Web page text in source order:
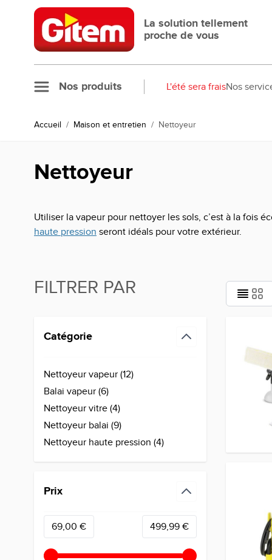
Allez au contenu
La solution tellement
proche de vous
Nos produits L'été sera fraisNos
Accueil / Maison et entretien / Nettoyeur
Nettoyeur
Utiliser la vapeur pour nettoyer les sols, c’est à la fois
haute pression seront idéals pour votre extérieur.
FILTRER PAR
Catégorie
Nettoyeur vapeur (12
products available
)
Balai vapeur (6
products available
)
Nettoyeur vitre (4
products available
)
Nettoyeur balai (9
products available
)
Nettoyeur haute pression (4
products available
)
Prix
Minimum value
69,00 € Valeur maximale
499,99 €